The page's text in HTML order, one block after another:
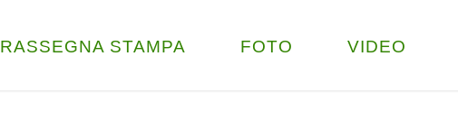
RASSEGNA STAMPA FOTO VIDEO